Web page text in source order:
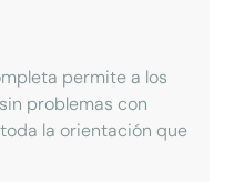
permite a los
problemas con
la orientación que